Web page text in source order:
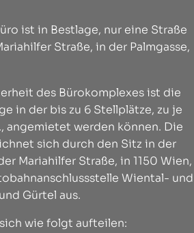
ist in Bestlage, nur eine Straße
Straße, in der Palmgasse,
des Bürokomplexes ist die
in der bis zu 6 Stellplätze, zu je
angemietet werden können. Die
sich durch den Sitz in der
Mariahilfer Straße, in 1150 Wien,
Wiental- und
Gürtel aus.
wie folgt aufteilen: